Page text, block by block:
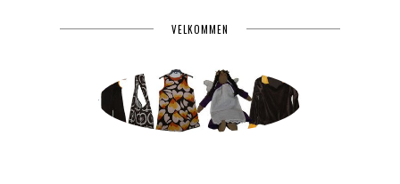
VELKOMMEN